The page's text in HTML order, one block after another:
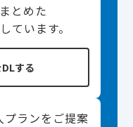
とめた
ています。
する
ランをご提案